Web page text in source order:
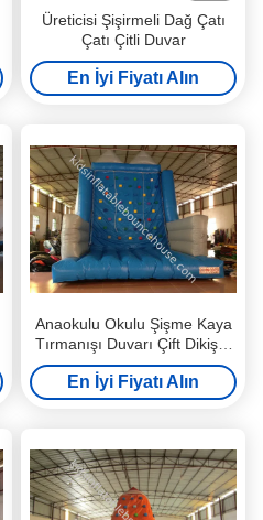
Üreticisi Şişirmeli Dağ Çatı
Çatı Çitli Duvar
En İyi Fiyatı Alın
Anaokulu Okulu Şişme Kaya
Tırmanışı Duvarı Çift Dikiş 5
X 5 X 6m
En İyi Fiyatı Alın